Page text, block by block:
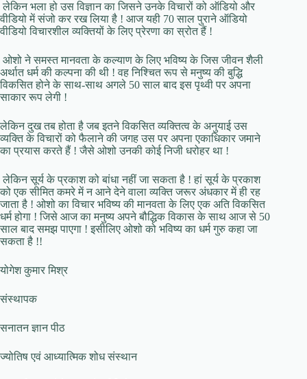
लेकिन भला हो उस विज्ञान का जिसने उनके विचारों को ऑडियो और
वीडियो में संजो कर रख लिया है ! आज यही 70 साल पुराने ऑडियो
वीडियो विचारशील व्यक्तियों के लिए प्रेरणा का स्रोत हैं !
ओशो ने समस्त मानवता के कल्याण के लिए भविष्य के जिस जीवन शैली
अर्थात धर्म की कल्पना की थी ! वह निश्चित रूप से मनुष्य की बुद्धि
विकसित होने के साथ-साथ अगले 50 साल बाद इस पृथ्वी पर अपना
साकार रूप लेगी !
लेकिन दुख तब होता है जब इतने विकसित व्यक्तित्व के अनुयाई उस
व्यक्ति के विचारों को फैलाने की जगह उस पर अपना एकाधिकार जमाने
का प्रयास करते हैं ! जैसे ओशो उनकी कोई निजी धरोहर था !
लेकिन सूर्य के प्रकाश को बांधा नहीं जा सकता है ! हां सूर्य के प्रकाश
को एक सीमित कमरे में न आने देने वाला व्यक्ति जरूर अंधकार में ही रह
जाता है ! ओशो का विचार भविष्य की मानवता के लिए एक अति विकसित
धर्म होगा ! जिसे आज का मनुष्य अपने बौद्धिक विकास के साथ आज से 50
साल बाद समझ पाएगा ! इसीलिए ओशो को भविष्य का धर्म गुरु कहा जा
सकता है !!
योगेश कुमार मिश्र
संस्थापक
सनातन ज्ञान पीठ
ज्योतिष एवं आध्यात्मिक शोध संस्थान